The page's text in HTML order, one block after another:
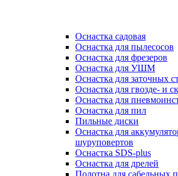
Оснастка садовая
Оснастка для пылесосов
Оснастка для фрезеров
Оснастка для УШМ
Оснастка для заточных
Оснастка для гвозде- и
Оснастка для
Оснастка для пил
Пильные диски
Оснастка для
шуруповертов
Оснастка SDS-plus
Оснастка для дрелей
Полотна для сабельных